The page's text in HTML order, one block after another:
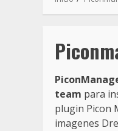
team para
plugin Picon
imagenes